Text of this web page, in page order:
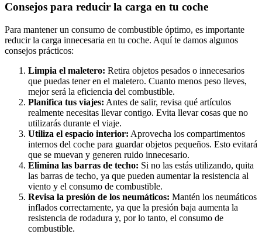
Consejos para reducir la carga en tu coche
Para mantener un consumo de combustible óptimo, es importante
reducir la carga innecesaria en tu coche. Aquí te damos algunos
consejos prácticos:
Limpia el maletero: Retira objetos pesados o innecesarios
que puedas tener en el maletero. Cuanto menos peso lleves,
mejor será la eficiencia del combustible.
Planifica tus viajes: Antes de salir, revisa qué artículos
realmente necesitas llevar contigo. Evita llevar cosas que no
utilizarás durante el viaje.
Utiliza el espacio interior: Aprovecha los compartimentos
internos del coche para guardar objetos pequeños. Esto evitará
que se muevan y generen ruido innecesario.
Elimina las barras de techo: Si no las estás utilizando, quita
las barras de techo, ya que pueden aumentar la resistencia al
viento y el consumo de combustible.
Revisa la presión de los neumáticos: Mantén los neumáticos
inflados correctamente, ya que la presión baja aumenta la
resistencia de rodadura y, por lo tanto, el consumo de
combustible.